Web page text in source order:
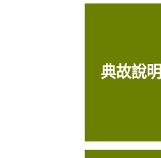
典故說明